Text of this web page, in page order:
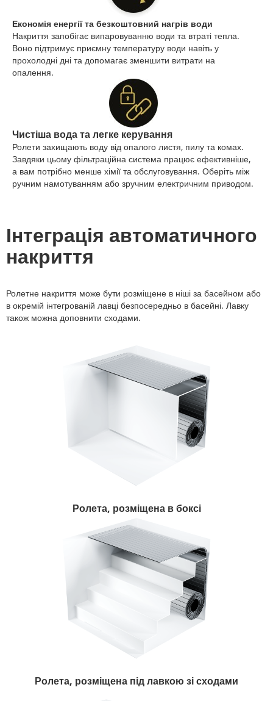
Економія енергії та безкоштовний нагрів води
Накриття запобігає випаровуванню води та втраті тепла.
Воно підтримує приємну температуру води навіть у
прохолодні дні та допомагає зменшити витрати на
опалення.
Чистіша вода та легке керування
Ролети захищають воду від опалого листя, пилу та комах.
Завдяки цьому фільтраційна система працює ефективніше,
а вам потрібно менше хімії та обслуговування. Оберіть між
ручним намотуванням або зручним електричним приводом.
Інтеграція автоматичного
накриття
Ролетне накриття може бути розміщене в ніші за басейном або
в окремій інтегрованій лавці безпосередньо в басейні. Лавку
також можна доповнити сходами.
Ролета, розміщена в боксі
Ролета, розміщена під лавкою зі сходами